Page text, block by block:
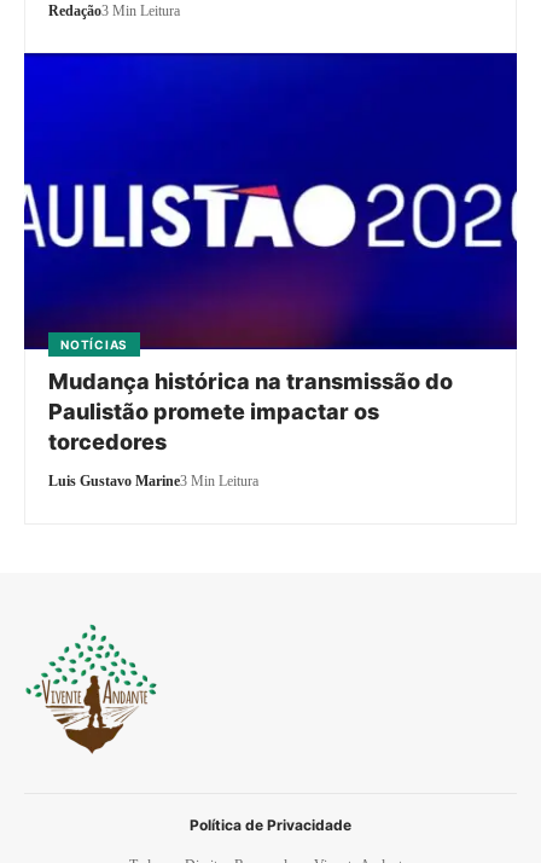
Redação3 Min Leitura
NOTÍCIAS
Mudança histórica na transmissão do
Paulistão promete impactar os
torcedores
Luis Gustavo Marine3 Min Leitura
Política de Privacidade